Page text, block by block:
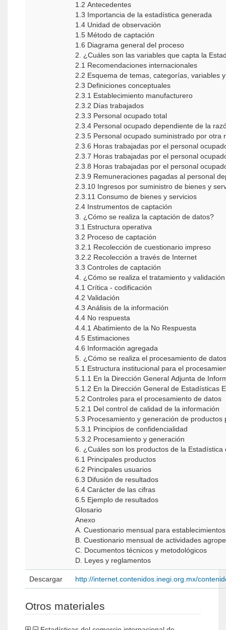
1.2 Antecedentes
1.3 Importancia de la estadística generada
1.4 Unidad de observación
1.5 Método de captación
1.6 Diagrama general del proceso
2. ¿Cuáles son las variables que capta la
2.1 Recomendaciones internacionales
2.2 Esquema de temas, categorías, variables
2.3 Definiciones conceptuales
2.3.1 Establecimiento manufacturero
2.3.2 Días trabajados
2.3.3 Personal ocupado total
2.3.4 Personal ocupado dependiente de la
2.3.5 Personal ocupado suministrado por otra
2.3.6 Horas trabajadas por el personal
2.3.7 Horas trabajadas por el personal
2.3.8 Horas trabajadas por el personal
2.3.9 Remuneraciones pagadas al personal
2.3.10 Ingresos por suministro de bienes y
2.3.11 Consumo de bienes y servicios
2.4 Instrumentos de captación
3. ¿Cómo se realiza la captación de datos?
3.1 Estructura operativa
3.2 Proceso de captación
3.2.1 Recolección de cuestionario impreso
3.2.2 Recolección a través de Internet
3.3 Controles de captación
4. ¿Cómo se realiza el tratamiento y
4.1 Crítica - codificación
4.2 Validación
4.3 Análisis de la información
4.4 No respuesta
4.4.1 Abatimiento de la No Respuesta
4.5 Estimaciones
4.6 Información agregada
5. ¿Cómo se realiza el procesamiento de
5.1 Estructura institucional para el
5.1.1 En la Dirección General Adjunta de
5.1.2 En la Dirección General de Estadísticas
5.2 Controles para el procesamiento de datos
5.2.1 Del control de calidad de la información
5.3 Procesamiento y generación de
5.3.1 Principios de confidencialidad
5.3.2 Procesamiento y generación
6. ¿Cuáles son los productos de la
6.1 Principales productos
6.2 Principales usuarios
6.3 Difusión de resultados
6.4 Carácter de las cifras
6.5 Ejemplo de resultados
Glosario
Anexo
A. Cuestionario mensual para
B. Cuestionario mensual de actividades
C. Documentos técnicos y metodológicos
D. Leyes y reglamentos
Descargar http://internet.contenidos.inegi.org.mx/
Otros materiales